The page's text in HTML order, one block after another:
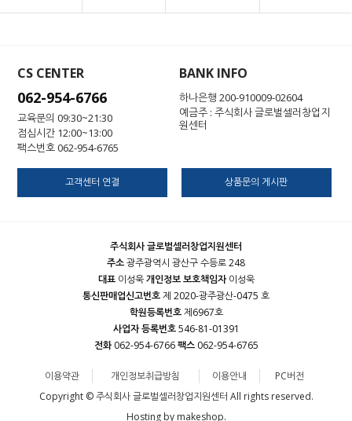
CS CENTER
062-954-6766
교육문의 09:30~21:30
점심시간 12:00~13:00
팩스번호 062-954-6765
BANK INFO
하나은행 200-910009-02604
예금주 : 주식회사 글로벌셀러창업지
원센터
고객센터 연결 상품문의 게시판
주식회사 글로벌셀러창업지원센터
주소광주광역시 광산구 수등로 248
대표이성욱개인정보 보호책임자이성욱
통신판매업신고번호제 2020-광주광산-0475 호
학원등록번호제6967호
사업자 등록번호546-81-01391
전화062-954-6766팩스062-954-6765
이용약관 개인정보취급방침 이용안내
PC버전
Copyright © 주식회사 글로벌셀러창업지원센터 All rights reserved.
Hosting by makeshop.